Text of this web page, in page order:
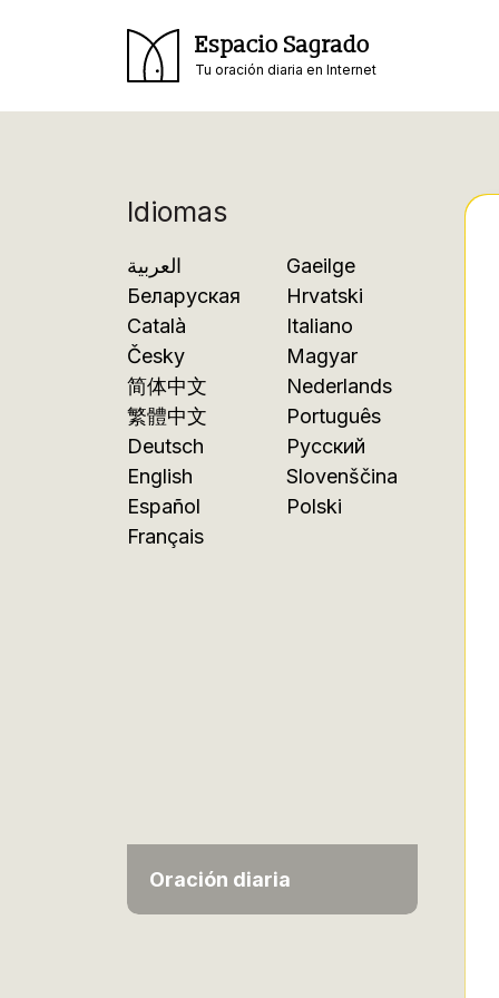
Espacio Sagrado
Tu oración diaria en Internet
Idiomas
العربية
Беларуская
Català
Česky
简体中文
繁體中文
Deutsch
English
Español
Français
Gaeilge
Hrvatski
Italiano
Magyar
Nederlands
Português
Русский
Slovenščina
Polski
Oración diaria